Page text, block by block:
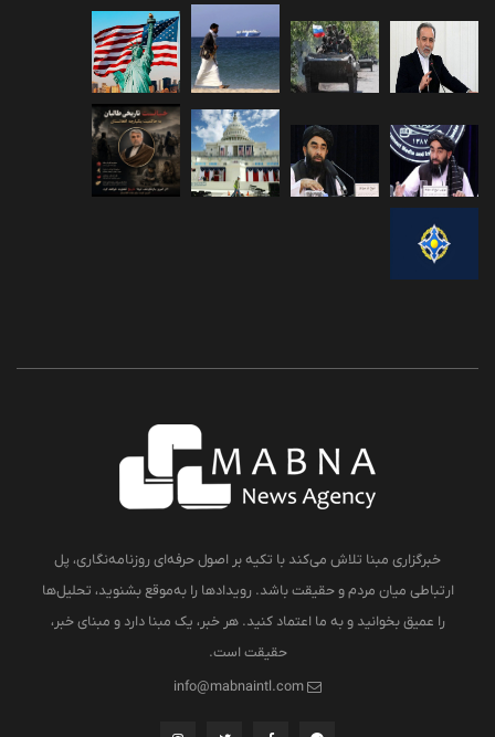
خبرگزاری مبنا تلاش می‌کند با تکیه بر اصول حرفه‌ای روزنامه‌نگاری، پل
ارتباطی میان مردم و حقیقت باشد. رویدادها را به‌موقع بشنوید، تحلیل‌ها
را عمیق بخوانید و به ما اعتماد کنید. هر خبر، یک مبنا دارد و مبنای خبر،
حقیقت است.
info@mabnaintl.com